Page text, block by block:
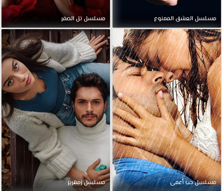
مسلسل العشق الممنوع مسلسل تل الصقر
مسلسل حب أعمى مسلسل زمهرير